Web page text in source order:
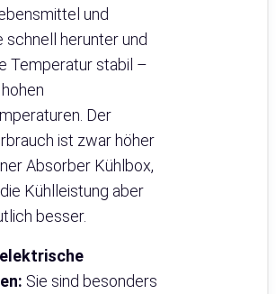
und
schnell herunter und
Temperatur stabil –
Der
ist zwar höher
Absorber Kühlbox,
Kühlleistung aber
besser.
Sie sind besonders